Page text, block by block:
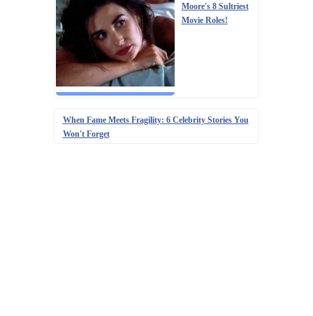
Moore's 8 Sultriest
Movie Roles!
When Fame Meets Fragility: 6 Celebrity Stories You
Won't Forget